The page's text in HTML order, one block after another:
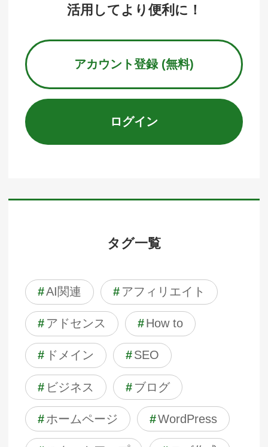
活用してより便利に！
アカウント登録 (無料)
ログイン
タグ一覧
#AI関連 # アフィリエイト
# アドセンス #How to
# ドメイン #SEO
# ビジネス # ブログ
#ホームページ #WordPress